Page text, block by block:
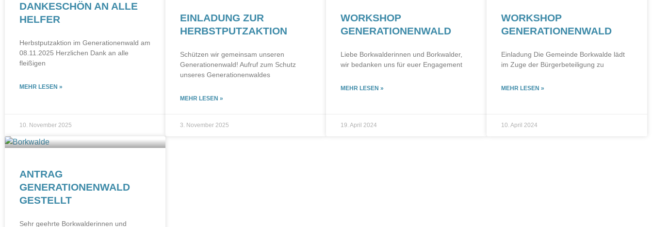
DANKESCHÖN AN ALLE
HELFER
Herbstputzaktion im Generationenwald am
08.11.2025 Herzlichen Dank an alle
fleißigen
MEHR LESEN »
10. November 2025
EINLADUNG ZUR
HERBSTPUTZAKTION
Schützen wir gemeinsam unseren
Generationenwald! Aufruf zum Schutz
unseres Generationenwaldes
MEHR LESEN »
3. November 2025
WORKSHOP
GENERATIONENWALD
Liebe Borkwalderinnen und Borkwalder,
wir bedanken uns für euer Engagement
MEHR LESEN »
19. April 2024
WORKSHOP
GENERATIONENWALD
Einladung Die Gemeinde Borkwalde lädt
im Zuge der Bürgerbeteiligung zu
MEHR LESEN »
10. April 2024
ANTRAG
GENERATIONENWALD
GESTELLT
Sehr geehrte Borkwalderinnen und